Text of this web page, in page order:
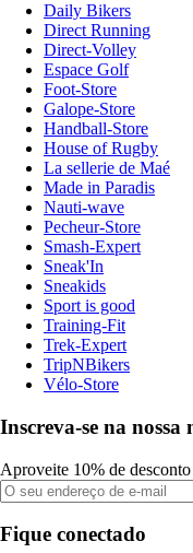
Daily Bikers
Direct Running
Direct-Volley
Espace Golf
Foot-Store
Galope-Store
Handball-Store
House of Rugby
La sellerie de Maé
Made in Paradis
Nauti-wave
Pecheur-Store
Smash-Expert
Sneak'In
Sneakids
Sport is good
Training-Fit
Trek-Expert
TripNBikers
Vélo-Store
Inscreva-se na nossa
Aproveite 10% de
Fique conectado